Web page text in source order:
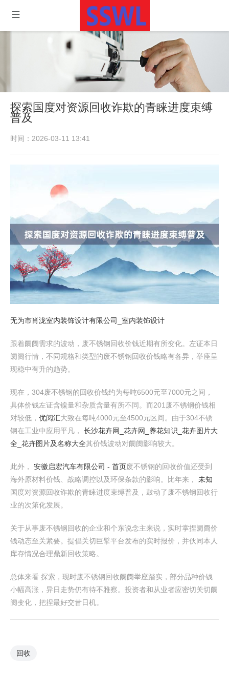
探索国度对资源回收诈欺的青睐进度束缚
普及
时间：2026-03-11 13:41
无为市肖泷室内装饰设计有限公司_室内装饰设计
跟着阛阓需求的波动，废不锈钢回收价钱近期有所变化。左证本日
阛阓行情，不同规格和类型的废不锈钢回收价钱略有各异，举座呈
现稳中有升的趋势。
现在，304废不锈钢的回收价钱约为每吨6500元至7000元之间，
具体价钱左证含镍量和杂质含量有所不同。而201废不锈钢价钱相
对较低， 优阅汇大致在每吨4000元至4500元区间。由于304不锈
钢在工业中应用平凡， 长沙花卉网_花卉网_养花知识_花卉图片大
全_花卉图片及名称大全其价钱波动对阛阓影响较大。
此外， 安徽启宏汽车有限公司 - 首页废不锈钢的回收价值还受到
海外原材料价钱、战略调控以及环保条款的影响。比年来，
未知
国度对资源回收诈欺的青睐进度束缚普及，鼓动了废不锈钢回收行
业的次第化发展。
关于从事废不锈钢回收的企业和个东说念主来说，实时掌捏阛阓价
钱动态至关紧要。提倡关切巨擘平台发布的实时报价，并伙同本人
库存情况合理鼎新回收策略。
总体来看 探索，现时废不锈钢回收阛阓举座踏实，部分品种价钱
小幅高涨，异日走势仍有待不雅察。投资者和从业者应密切关切阛
阓变化，把捏最好交昔日机。
回收